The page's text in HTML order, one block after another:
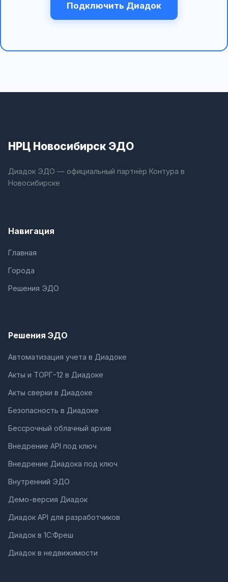
Подключить Диадок
НРЦ Новосибирск ЭДО
Диадок ЭДО — официальный партнёр Контура в
Новосибирске
Навигация
Главная
Города
Решения ЭДО
Решения ЭДО
Автоматизация учета в Диадоке
Акты и ТОРГ-12 в Диадоке
Акты сверки в Диадоке
Безопасность в Диадоке
Бессрочный облачный архив
Внедрение API под ключ
Внедрение Диадока под ключ
Внутренний ЭДО
Демо-версия Диадок
Диадок API для разработчиков
Диадок в 1С:Фреш
Диадок в недвижимости